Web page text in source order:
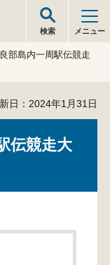
検索 メニュー
部島内一周駅伝競走
日：2024年1月31日
伝競走大